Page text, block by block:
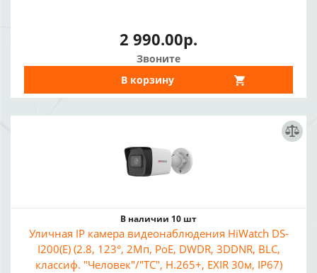
2 990.00р.
Звоните
В корзину
В наличии 10 шт
Уличная IP камера видеонаблюдения HiWatch DS-
I200(E) (2.8, 123°, 2Мп, PoE, DWDR, 3DDNR, BLC,
классиф. "Человек"/"ТС", H.265+, EXIR 30м, IP67)